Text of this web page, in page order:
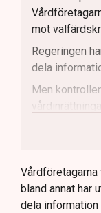
mot
Regeringen
dela
Men
Stockholms
kommer till
Framtida
bland annat har
dela